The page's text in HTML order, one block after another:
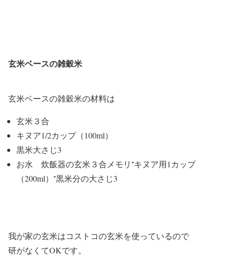
玄米ベースの雑穀米
玄米ベースの雑穀米の材料は
玄米３合
キヌア1/2カップ（100ml）
黒米大さじ3
お水 炊飯器の玄米３合メモリ⁺キヌア用1カップ
（200ml）⁺黒米分の大さじ3
我が家の玄米はコストコの玄米を使っているので
研がなくてOKです。